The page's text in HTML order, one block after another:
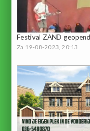
Festival ZAND
Za 19-08-2023, 20:13